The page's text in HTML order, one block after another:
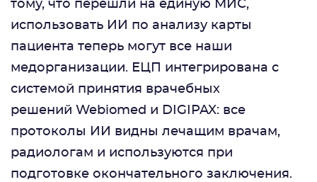
тому, что перешли на единую МИС,
использовать ИИ по анализу карты
пациента теперь могут все наши
медорганизации. ЕЦП интегрирована с
системой принятия врачебных
решений Webiomed и DIGIPAX: все
протоколы ИИ видны лечащим врачам,
радиологам и используются при
подготовке окончательного заключения.